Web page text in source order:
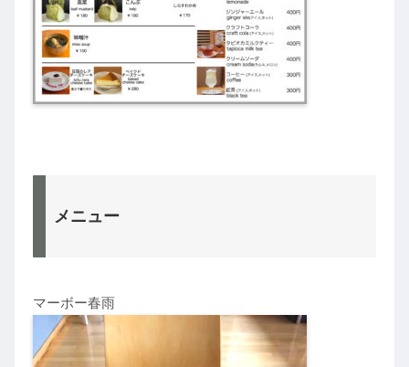
メニュー
マーボー春雨